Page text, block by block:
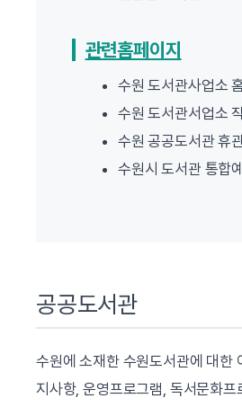
관련홈페이지
수원 도서관사업소
수원 도서관서업소
수원 공공도서관 휴
수원시 도서관 통합
공공도서관
수원에 소재한 수원도서관에 대한
지사항, 운영프로그램, 독서문화